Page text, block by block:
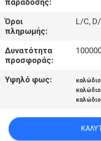
ΕΠΑΦΉ
ΜΕ
ΕΙΔΉΣΕΙΣ
ΠΕΡΙΠΤΏΣΕΙΣ
SITEMAP
παράδοσης:
Όροι
πληρωμής:
L/C,
Δυνατότητα
προσφοράς:
Υψηλό φως: καλώδιο
καλώδιο